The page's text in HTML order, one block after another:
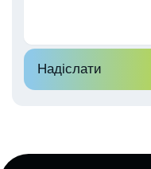
Надіслати